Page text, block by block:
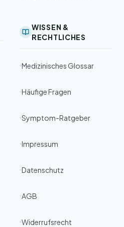
WISSEN &
RECHTLICHES
Medizinisches Glossar
Häufige Fragen
Symptom-Ratgeber
Impressum
Datenschutz
AGB
Widerrufsrecht